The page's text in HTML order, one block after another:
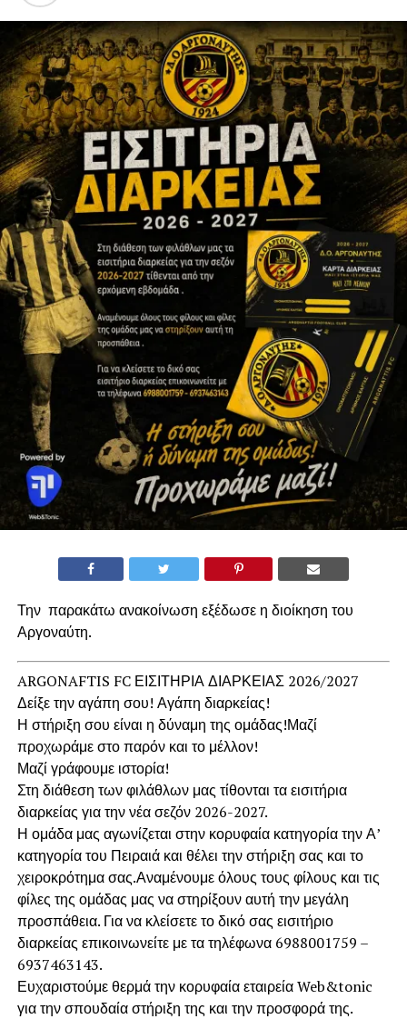
Την παρακάτω ανακοίνωση εξέδωσε η διοίκηση του
Αργοναύτη.
ARGONAFTIS FC ΕΙΣΙΤΗΡΙΑ ΔΙΑΡΚΕΙΑΣ 2026/2027
Δείξε την αγάπη σου! Αγάπη διαρκείας!
Η στήριξη σου είναι η δύναμη της ομάδας!Μαζί
προχωράμε στο παρόν και το μέλλον!
Μαζί γράφουμε ιστορία!
Στη διάθεση των φιλάθλων μας τίθονται τα εισιτήρια
διαρκείας για την νέα σεζόν 2026-2027.
Η ομάδα μας αγωνίζεται στην κορυφαία κατηγορία την Α’
κατηγορία του Πειραιά και θέλει την στήριξη σας και το
χειροκρότημα σας.Αναμένουμε όλους τους φίλους και τις
φίλες της ομάδας μας να στηρίξουν αυτή την μεγάλη
προσπάθεια. Για να κλείσετε το δικό σας εισιτήριο
διαρκείας επικοινωνείτε με τα τηλέφωνα 6988001759 –
6937463143.
Ευχαριστούμε θερμά την κορυφαία εταιρεία Web&tonic
για την σπουδαία στήριξη της και την προσφορά της.